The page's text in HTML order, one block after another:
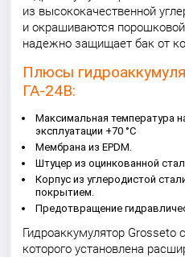
из высококачественной
и окрашиваются
надежно защищает бак от
Плюсы
ГА-24В:
Максимальная температура
эксплуатации +70 °C
Мембрана из EPDM.
Штуцер из оцинкованной
Корпус из углеродистой
покрытием.
Предотвращение
Гидроаккумулятор Grosseto
которого установлена